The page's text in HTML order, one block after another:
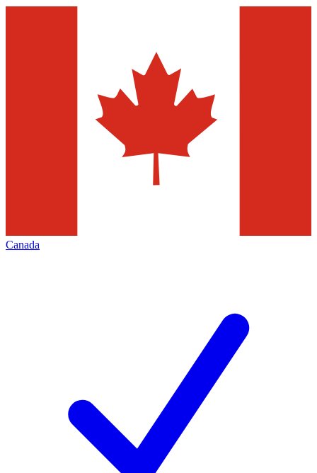
Canada